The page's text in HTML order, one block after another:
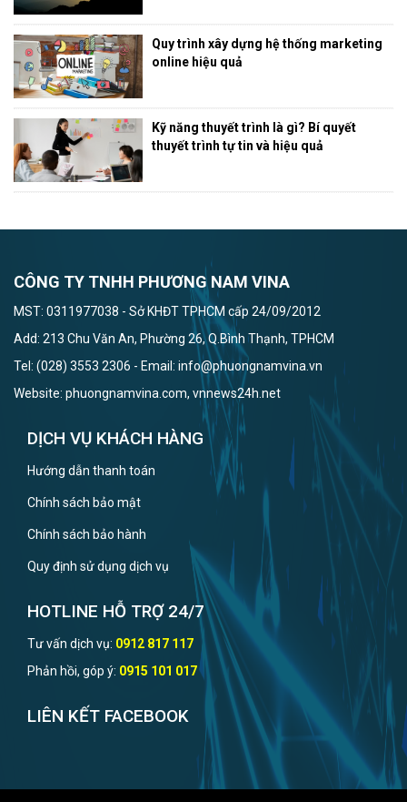
Quy trình xây dựng hệ thống marketing
online hiệu quả
Kỹ năng thuyết trình là gì? Bí quyết
thuyết trình tự tin và hiệu quả
CÔNG TY TNHH PHƯƠNG NAM VINA
MST: 0311977038 - Sở KHĐT TPHCM cấp 24/09/2012
Add: 213 Chu Văn An, Phường 26, Q.Bình Thạnh, TPHCM
Tel: (028) 3553 2306 - Email: info@phuongnamvina.vn
Website: phuongnamvina.com, vnnews24h.net
DỊCH VỤ KHÁCH HÀNG
Hướng dẫn thanh toán
Chính sách bảo mật
Chính sách bảo hành
Quy định sử dụng dịch vụ
HOTLINE HỖ TRỢ 24/7
Tư vấn dịch vụ: 0912 817 117
Phản hồi, góp ý: 0915 101 017
LIÊN KẾT FACEBOOK